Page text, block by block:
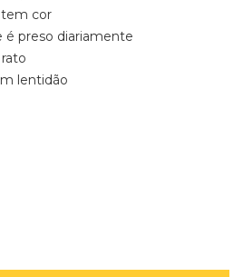
tem cor
é preso diariamente
lentidão